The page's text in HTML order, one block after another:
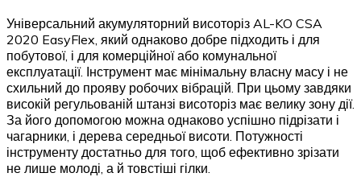
Універсальний акумуляторний висоторіз AL-KO CSA
2020 EasyFlex, який однаково добре підходить і для
побутової, і для комерційної або комунальної
експлуатації. Інструмент має мінімальну власну масу і не
схильний до прояву робочих вібрацій. При цьому завдяки
високій регульованій штанзі висоторіз має велику зону дії.
За його допомогою можна однаково успішно підрізати і
чагарники, і дерева середньої висоти. Потужності
інструменту достатньо для того, щоб ефективно зрізати
не лише молоді, а й товстіші гілки.